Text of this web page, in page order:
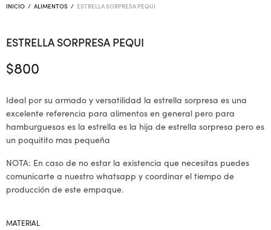
INICIO / ALIMENTOS / ESTRELLA SORPRESA PEQUI
ESTRELLA SORPRESA PEQUI
$800
Ideal por su armado y versatilidad la estrella sorpresa es una
excelente referencia para alimentos en general pero para
hamburguesas es la estrella es la hija de estrella sorpresa pero es
un poquitito mas pequeña
NOTA: En caso de no estar la existencia que necesitas puedes
comunicarte a nuestro whatsapp y coordinar el tiempo de
producción de este empaque.
MATERIAL